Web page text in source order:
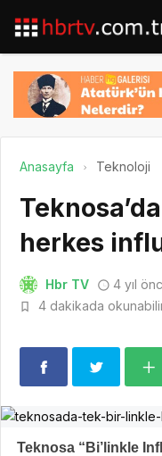
Anasayfa Teknoloji
herkes
Hbr TV 4 yıl
4 dakikada
Teknosa “Bi’linkle